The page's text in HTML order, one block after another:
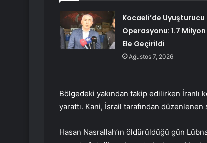
Kocaeli’de Uyuşturucu
Operasyonu: 1.7
Ele Geçirildi
Ağustos 7, 2026
Bölgedeki yakından takip edilirken İranlı
yarattı. Kani, İsrail tarafından
Hasan Nasrallah’ın öldürüldüğü gün